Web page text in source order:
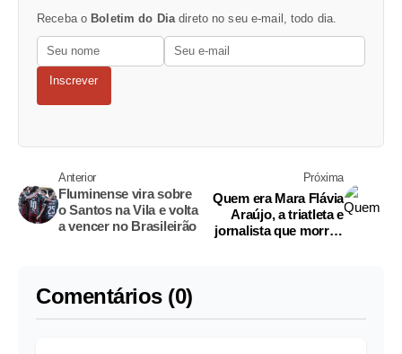
Receba o Boletim do Diadireto no seu e-mail, todo dia.
Inscrever
Anterior
Fluminense vira sobre
o Santos na Vila e volta
a vencer no Brasileirão
Próxima
Quem era Mara Flávia
Araújo, a triatleta e
jornalista que morreu
Comentários (0)